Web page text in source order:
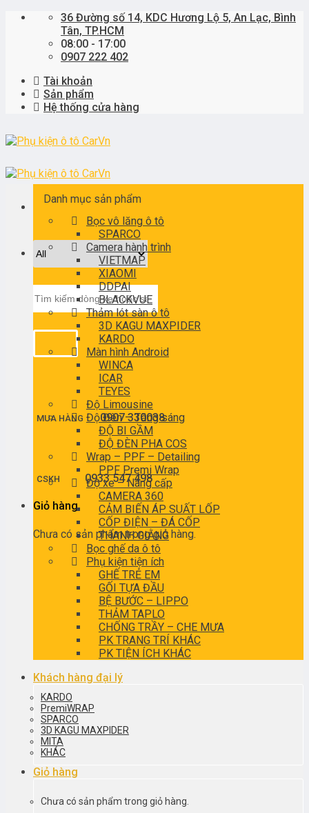
Skip
36 Đường số 14, KDC Hương Lộ 5, An Lạc, Bình
Tân, TP.HCM
08:00 - 17:00
0907 222 402
Tài khoản
Sản phẩm
Hệ thống cửa hàng
kiếm:
MUA HÀNG0907 330038
CSKH 0933 547 498
Giỏ hàng
Chưa có sản phẩm trong giỏ hàng.
Danh mục sản phẩm
Bọc vô lăng ô tô
SPARCO
Camera hành trình
VIETMAP
XIAOMI
DDPAI
BLACKVUE
Thảm lót sàn ô tô
3D KAGU MAXPIDER
KARDO
Màn hình Android
WINCA
ICAR
TEYES
Độ Limousine
Độ Đèn – Tăng sáng
ĐỘ BI GẦM
ĐỘ ĐÈN PHA COS
Wrap – PPF – Detailing
PPF Premi Wrap
Độ xe – Nâng cấp
CAMERA 360
CẢM BIẾN ÁP SUẤT LỐP
CỐP ĐIỆN – ĐÁ CỐP
THANH GIẰNG
Bọc ghế da ô tô
Phụ kiện tiện ích
GHẾ TRẺ EM
GỐI TỰA ĐẦU
BỆ BƯỚC – LIPPO
THẢM TAPLO
CHỐNG TRẦY – CHE MƯA
PK TRANG TRÍ KHÁC
PK TIỆN ÍCH KHÁC
Khách hàng đại lý
KARDO
PremiWRAP
SPARCO
3D KAGU MAXPIDER
MITA
KHÁC
Giỏ hàng
Chưa có sản phẩm trong giỏ hàng.